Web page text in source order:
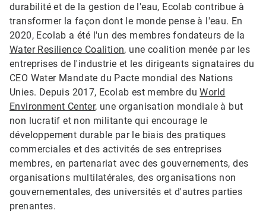
durabilité et de la gestion de l'eau, Ecolab contribue à
transformer la façon dont le monde pense à l'eau. En
2020, Ecolab a été l'un des membres fondateurs de la
Water Resilience Coalition, une coalition menée par les
entreprises de l'industrie et les dirigeants signataires du
CEO Water Mandate du Pacte mondial des Nations
Unies. Depuis 2017, Ecolab est membre duWorld
Environment Center, une organisation mondiale à but
non lucratif et non militante qui encourage le
développement durable par le biais des pratiques
commerciales et des activités de ses entreprises
membres, en partenariat avec des gouvernements, des
organisations multilatérales, des organisations non
gouvernementales, des universités et d'autres parties
prenantes.​​​​​​​